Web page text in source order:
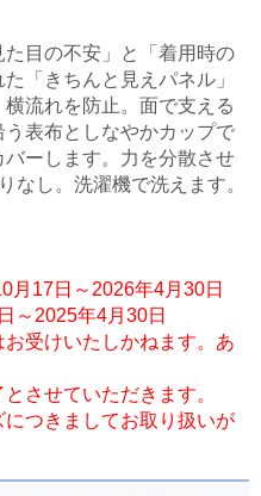
た目の不安」と「着用時の
「きちんと見えパネル」
流れを防止。面で支える
表布としなやかカップで
ーします。力を分散させ
なし。洗濯機で洗えます。
月17日～2026年4月30日
～2025年4月30日
受けいたしかねます。あ
させていただきます。
つきましてお取り扱いが